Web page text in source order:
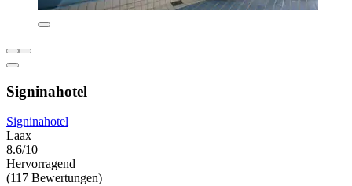
Signinahotel
Signinahotel
Laax
8.6/10
Hervorragend
(117 Bewertungen)